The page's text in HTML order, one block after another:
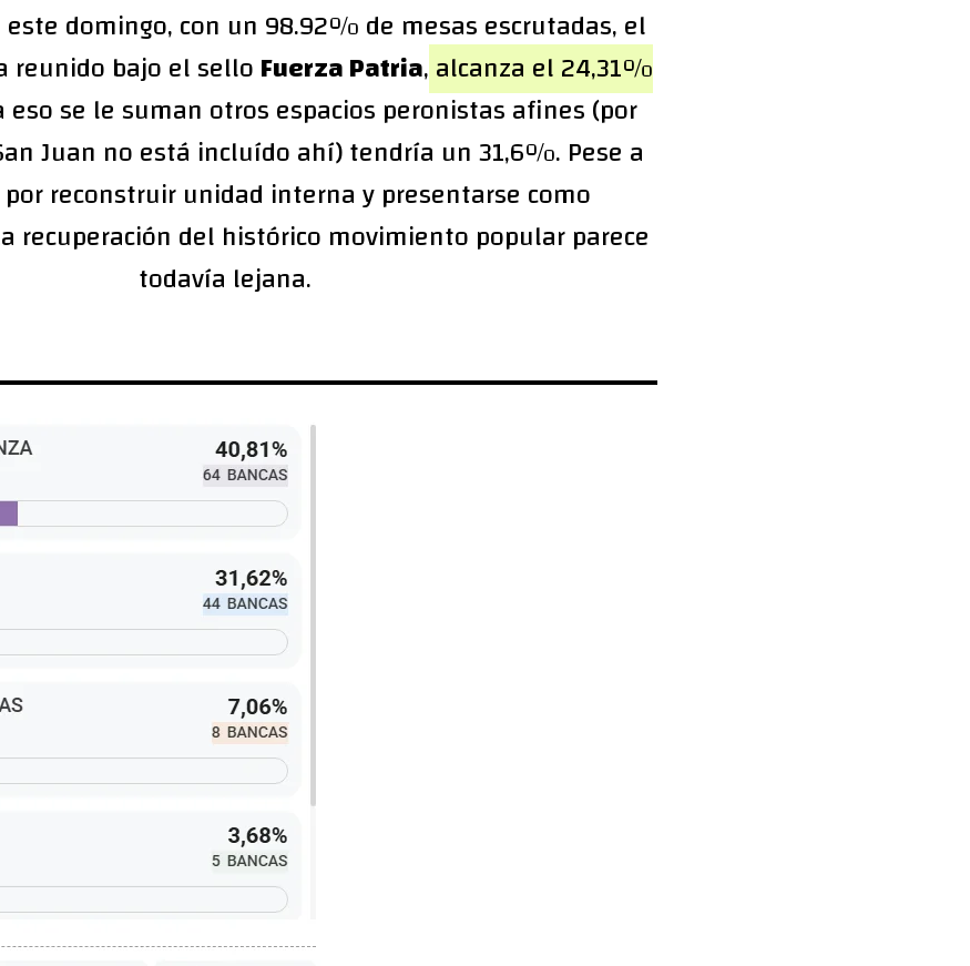
este domingo, con un 98.92% de mesas escrutadas, el
reunido bajo el selloFuerza Patria,alcanza el 24,31%
eso se le suman otros espacios peronistas afines (por
Juan no está incluído ahí) tendría un 31,6%. Pese a
reconstruir unidad interna y presentarse como
recuperación del histórico movimiento popular parece
todavía lejana.